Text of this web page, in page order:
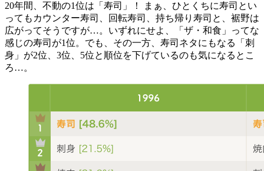
20年間、不動の1位は「寿司」！ まぁ、ひとくちに寿司とい
ってもカウンター寿司、回転寿司、持ち帰り寿司と、裾野は
広がってそうですが…。いずれにせよ、「ザ・和食」ってな
感じの寿司が1位。でも、その一方、寿司ネタにもなる「刺
身」が2位、3位、5位と順位を下げているのも気になるとこ
ろ…。